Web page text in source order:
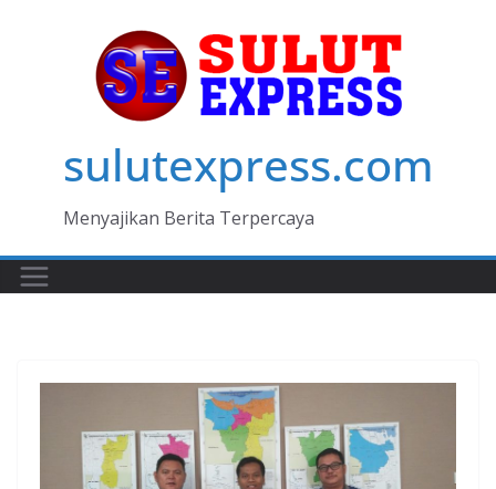
sulutexpress.com
Menyajikan Berita Terpercaya